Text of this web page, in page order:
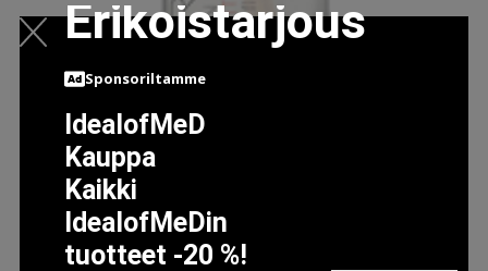
SELF TAN PURITY VITAMINS BRONZING WATER FACE
SERUM, 50ML
24.76 EUR
Erikoistarjous
Sponsoriltamme
IdealofMeD
Kauppa
Kaikki
IdealofMeDin
tuotteet -20 %!